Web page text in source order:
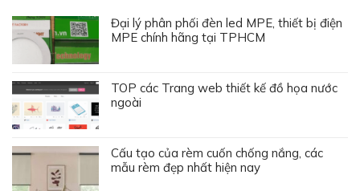
Đại lý phân phối đèn led MPE, thiết bị điện
MPE chính hãng tại TPHCM
TOP các Trang web thiết kế đồ họa nước
ngoài
Cấu tạo của rèm cuốn chống nắng, các
mẫu rèm đẹp nhất hiện nay